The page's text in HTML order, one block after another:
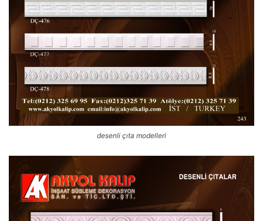
desenli çıta modelleri